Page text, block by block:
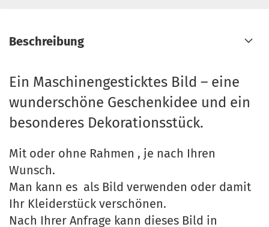
Beschreibung
Ein Maschinengesticktes Bild – eine
wunderschöne Geschenkidee und ein
besonderes Dekorationsstück.
Mit oder ohne Rahmen , je nach Ihren
Wunsch.
Man kann es als Bild verwenden oder damit
Ihr Kleiderstück verschönen.
Nach Ihrer Anfrage kann dieses Bild in